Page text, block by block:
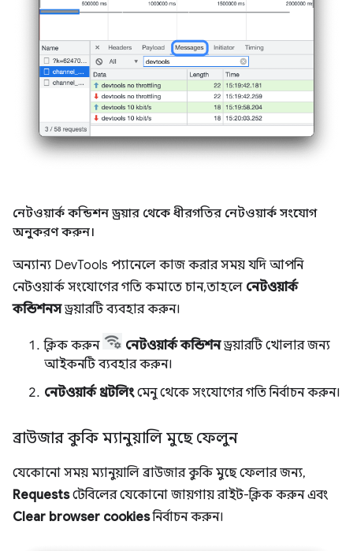
নেটওয়ার্ক কন্ডিশন ড্রয়ার থেকে ধীরগতির নেটওয়ার্ক সংযোগ
অনুকরণ করুন।
অন্যান্য DevTools প্যানেলে কাজ করার সময় যদি আপনি
নেটওয়ার্ক সংযোগের গতি কমাতে চান, তাহলে নেটওয়ার্ক
কন্ডিশনসড্রয়ারটি ব্যবহার করুন।
ক্লিক করুন নেটওয়ার্ক কন্ডিশনড্রয়ারটি খোলার জন্য
আইকনটি ব্যবহার করুন।
নেটওয়ার্ক থ্রটলিংমেনু থেকে সংযোগের গতি নির্বাচন করুন।
ব্রাউজার কুকি ম্যানুয়ালি মুছে ফেলুন
যেকোনো সময় ম্যানুয়ালি ব্রাউজার কুকি মুছে ফেলার জন্য,
Requestsটেবিলের যেকোনো জায়গায় রাইট-ক্লিক করুন এবং
Clear browser cookiesনির্বাচন করুন।